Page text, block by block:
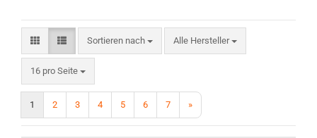
Sortieren nach
Sortieren nach Alle Hersteller
16 pro Seite
pro Seite
1 2 3 4 5 6 7 »